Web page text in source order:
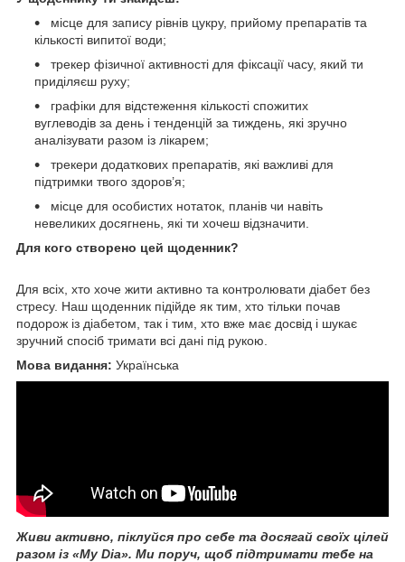
місце для запису рівнів цукру, прийому препаратів та
кількості випитої води;
трекер фізичної активності для фіксації часу, який ти
приділяєш руху;
графіки для відстеження кількості спожитих
вуглеводів за день і тенденцій за тиждень, які зручно
аналізувати разом із лікарем;
трекери додаткових препаратів, які важливі для
підтримки твого здоров’я;
місце для особистих нотаток, планів чи навіть
невеликих досягнень, які ти хочеш відзначити.
Для кого створено цей щоденник?
Для всіх, хто хоче жити активно та контролювати діабет без
стресу. Наш щоденник підійде як тим, хто тільки почав
подорож із діабетом, так і тим, хто вже має досвід і шукає
зручний спосіб тримати всі дані під рукою.
Мова видання: Українська
Живи активно, піклуйся про себе та досягай своїх цілей
разом із «My Dia». Ми поруч, щоб підтримати тебе на